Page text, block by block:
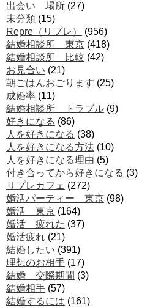
出会い 場所 (27)
未分類 (15)
Repre（リプレ）
(956)
結婚相談所 東京 (418)
結婚相談所 比較 (42)
お見合い (21)
朝ごはんおごります (25)
成婚率 (11)
結婚相談所 トラブル (9)
好きになる (86)
人を好きになる (38)
人を好きになる方法 (10)
人を好きになる理由 (5)
付き合ってから好きになる (3)
リプレカフェ (272)
婚活パーティー 東京 (98)
婚活 東京 (164)
婚活 疲れた (37)
婚活疲れ (21)
結婚したい (391)
理想のお相手 (17)
結婚 交際期間 (3)
結婚相手 (57)
結婚するには (161)